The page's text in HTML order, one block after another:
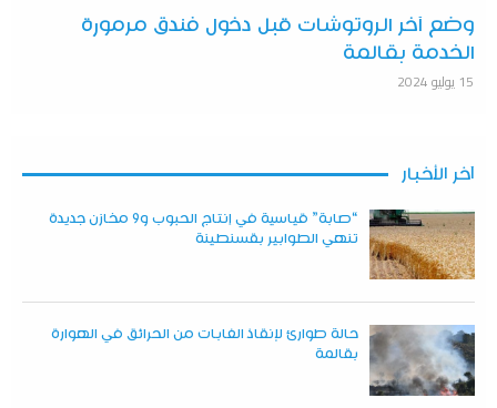
وضع آخر الروتوشات قبل دخول فندق مرمورة
الخدمة بقالمة
15 يوليو 2024
آخر الأخبار
“صابة” قياسية في إنتاج الحبوب و9 مخازن جديدة
تنهي الطوابير بقسنطينة
حالة طوارئ لإنقاذ الغابات من الحرائق في الهوارة
بقالمة